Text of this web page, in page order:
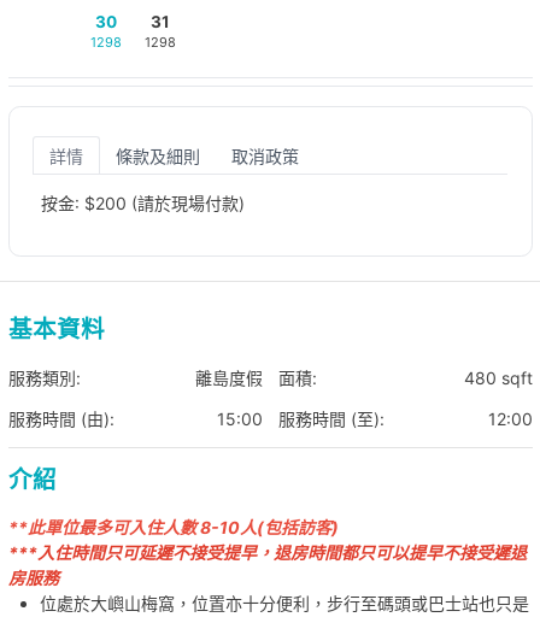
30
1298
31
1298
詳情 條款及細則 取消政策
按金: $200 (請於現場付款)
基本資料
服務類別: 離島度假 面積:
480 sqft
服務時間 (由):
15:00 服務時間 (至): 12:00
介紹
**此單位最多可入住人數 8-10人(包括訪客)
***入住時間只可延遲不接受提早，退房時間都只可以提早不接受遲退
房服務
位處於大嶼山梅窩，位置亦十分便利，步行至碼頭或巴士站也只是